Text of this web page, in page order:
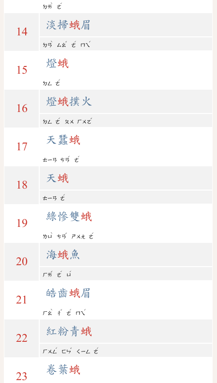
ㄉㄞ
ˋ
ㄜ
ˊ
14
淡掃蛾眉
ㄉㄢ
ˋ
ㄙㄠ
ˇ
ㄜ
ˊ
ㄇㄟ
ˊ
15
燈蛾
ㄉㄥ ㄜ
ˊ
16
燈蛾撲火
ㄉㄥ ㄜ
ˊ
ㄆㄨ ㄏㄨㄛ
ˇ
17
天蠶蛾
ㄊㄧㄢ ㄘㄢ
ˊ
ㄜ
ˊ
18
天 蛾
ㄊㄧㄢ ㄜ
ˊ
19
綠慘雙蛾
ㄌㄩ
ˋ
ㄘㄢ
ˇ
ㄕㄨㄤ ㄜ
ˊ
20
海蛾 魚
ㄏㄞ
ˇ
ㄜ
ˊ
ㄩ
ˊ
21
皓齒蛾眉
ㄏㄠ
ˋ
ㄔ
ˇ
ㄜ
ˊ
ㄇㄟ
ˊ
22
紅粉青蛾
ㄏㄨㄥ
ˊ
ㄈㄣ
ˇ
ㄑㄧㄥ ㄜ
ˊ
23
卷葉蛾